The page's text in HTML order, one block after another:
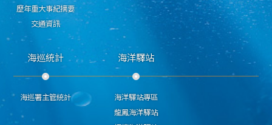
歷年重大事紀摘要
交通資訊
海巡統計
海巡署主管統計
海洋驛站
海洋驛站專區
龍鳳海洋驛站